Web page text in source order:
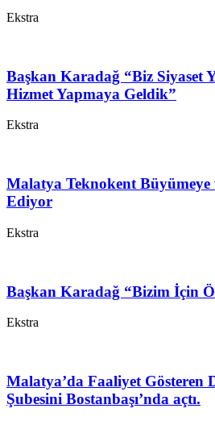
Ekstra
Başkan Karadağ “Biz Siyaset
Hizmet Yapmaya Geldik”
Ekstra
Malatya Teknokent Büyümeye
Ediyor
Ekstra
Başkan Karadağ “Bizim İçin
Ekstra
Malatya’da Faaliyet Gösteren
Şubesini Bostanbaşı’nda açtı.